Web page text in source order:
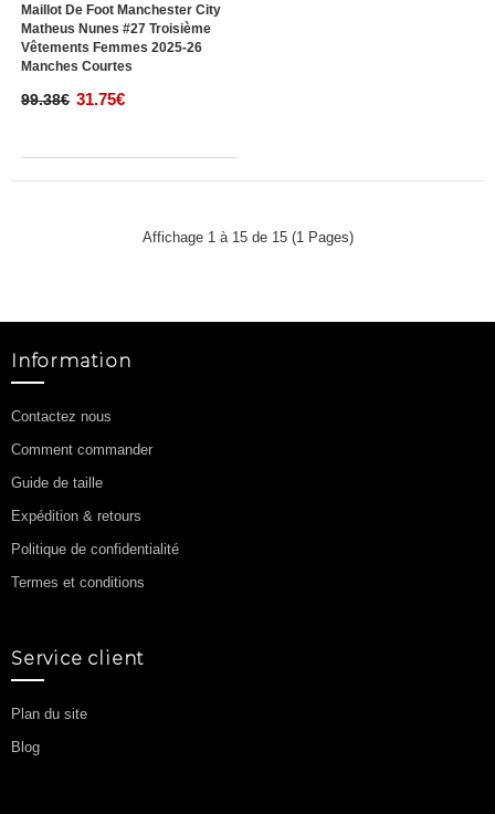
Maillot De Foot Manchester City
Matheus Nunes #27 Troisième
Vêtements Femmes 2025-26
Manches Courtes
99.38€ 31.75€
Affichage 1 à 15 de 15 (1 Pages)
Information
Contactez nous
Comment commander
Guide de taille
Expédition & retours
Politique de confidentialité
Termes et conditions
Service client
Plan du site
Blog